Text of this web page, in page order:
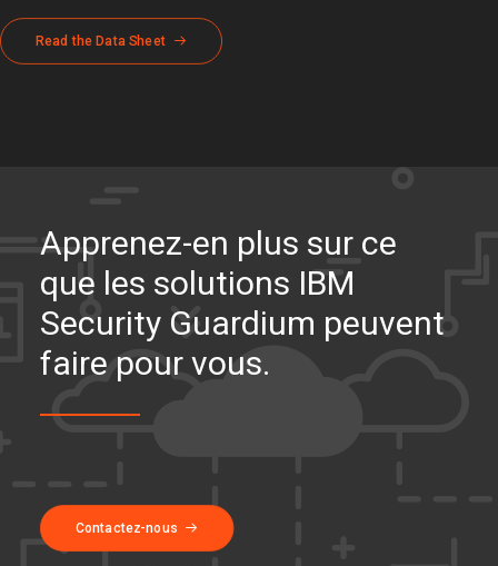
Read the Data Sheet
Apprenez-en plus sur ce
que les solutions IBM
Security Guardium peuvent
faire pour vous.
Contactez-nous